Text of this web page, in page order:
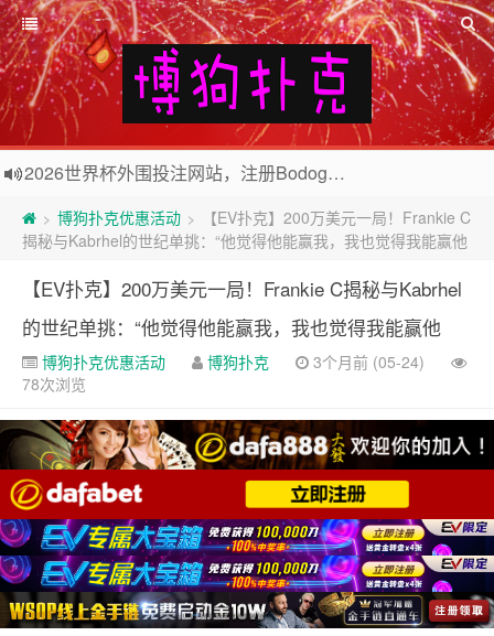
欢迎访问博狗扑克网站，注册博狗扑克免费送10美元现金和2张比赛门票
2026世界杯外围投注网站，注册Bodog博狗投注最高送3888奖金
> 博狗扑克优惠活动 >
【EV扑克】200万美元一局！Frankie C
揭秘与Kabrhel的世纪单挑：“他觉得他能赢我，我也觉得我能赢他
【EV扑克】200万美元一局！Frankie C揭秘与Kabrhel
的世纪单挑：“他觉得他能赢我，我也觉得我能赢他
博狗扑克优惠活动 博狗扑克
3个月前 (05-24)
78次浏览